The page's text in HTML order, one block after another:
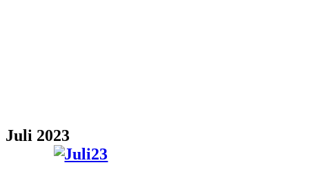
Juli 2023